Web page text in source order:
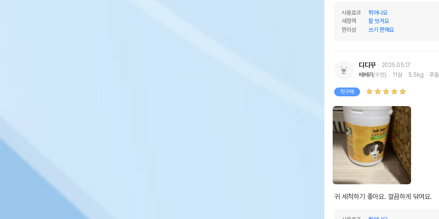
사용효과
뛰어나요
세정력
잘 씻겨요
편리성
쓰기 편해요
디디꾸
2025.05.17
베베리(수컷) 11살 5.5kg 푸들
첫구매
귀 세척하기 좋아요. 깔끔하게 닦여요.